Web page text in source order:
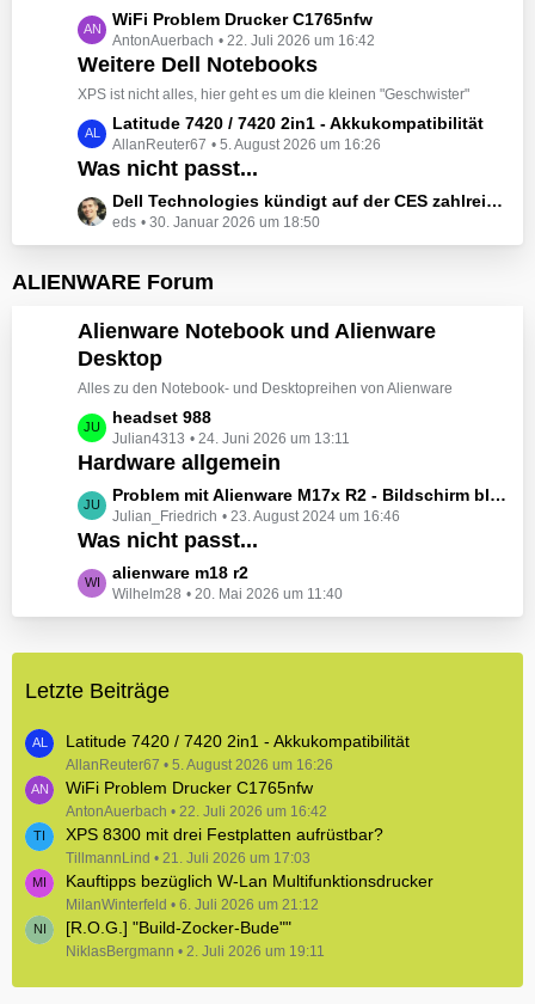
i
r
ä
g
e
z
t
e
B
i
r
ä
g
L
e
t
z
e
B
i
ä
e
WiFi Problem Drucker C1765nfw
AntonAuerbach 22. Juli 2026 um 16:42
Weitere Dell Notebooks
XPS ist nicht alles, hier geht es um die kleinen "Geschwister"
L
e
t
z
t
e
e
t
r
ä
g
e
Latitude 7420 / 7420 2in1 - Akkukompatibilität
AllanReuter67 5. August 2026 um 16:26
Was nicht passt...
L
e
t
z
e
B
e
i
t
r
ä
g
e
Dell Technologies kündigt auf der CES zahlreiche Alienware-Neuheiten an
eds 30. Januar 2026 um 18:50
ALIENWARE Forum
Alienware Notebook und Alienware
Desktop
Alles zu den Notebook- und Desktopreihen von Alienware
L
e
t
z
t
e
e
r
g
headset 988
Julian4313 24. Juni 2026 um 13:11
Hardware allgemein
L
e
t
z
t
e
i
ä
g
e
Problem mit Alienware M17x R2 - Bildschirm bleibt schwarz beim Start
Julian_Friedrich 23. August 2024 um 16:46
Was nicht passt...
L
e
t
e
e
i
t
r
ä
g
e
alienware m18 r2
Wilhelm28 20. Mai 2026 um 11:40
Letzte Beiträge
Latitude 7420 / 7420 2in1 - Akkukompatibilität
AllanReuter67 5. August 2026 um 16:26
WiFi Problem Drucker C1765nfw
AntonAuerbach 22. Juli 2026 um 16:42
XPS 8300 mit drei Festplatten aufrüstbar?
TillmannLind 21. Juli 2026 um 17:03
Kauftipps bezüglich W-Lan Multifunktionsdrucker
MilanWinterfeld 6. Juli 2026 um 21:12
[R.O.G.] "Build-Zocker-Bude""
NiklasBergmann 2. Juli 2026 um 19:11